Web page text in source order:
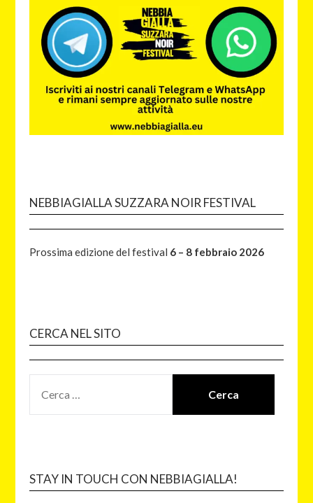
NEBBIAGIALLA SUZZARA NOIR FESTIVAL
Prossima edizione del festival 6 – 8 febbraio 2026
CERCA NEL SITO
STAY IN TOUCH CON NEBBIAGIALLA!